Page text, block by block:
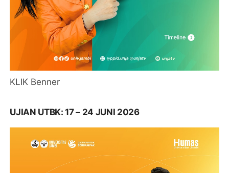
KLIK Benner
UJIAN UTBK: 17 – 24 JUNI 2026